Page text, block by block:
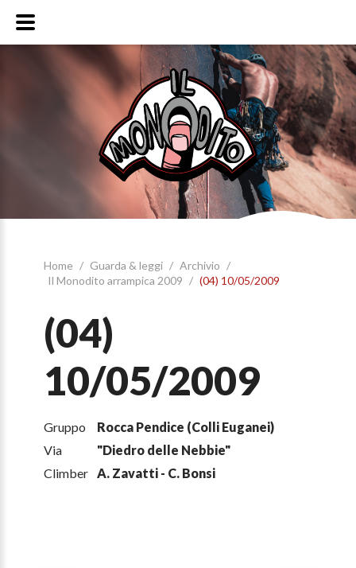
Home / Guarda & leggi / Archivio /
Il Monodito arrampica 2009 / (04) 10/05/2009
(04)
10/05/2009
Gruppo
Rocca Pendice (Colli Euganei)
Via
"Diedro delle Nebbie"
Climber A. Zavatti - C. Bonsi